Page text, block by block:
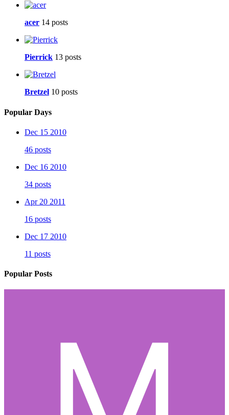
acer 14 posts
Pierrick 13 posts
Bretzel 10 posts
Popular Days
Dec 15 2010
46 posts
Dec 16 2010
34 posts
Apr 20 2011
16 posts
Dec 17 2010
11 posts
Popular Posts